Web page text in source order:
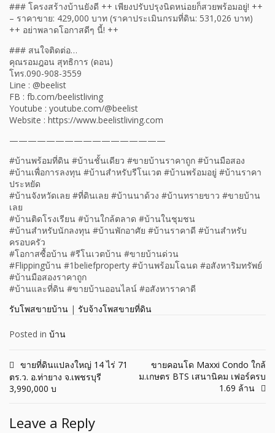
### โครงสร้างบ้านยังดี ++ เพียงปรับปรุงนิดหน่อยก็สวยพร้อมอยู่! ++
– ราคาขาย: 429,000 บาท (ราคาประเมินกรมที่ดิน: 531,026 บาท)
++ อย่าพลาดโอกาสดีๆ นี้! ++
### สนใจติดต่อ…
คุณรอมฎอน สุทธิการ (ดอน)
โทร.090-908-3559
Line : @beelist
FB : fb.com/beelistliving
Youtube : youtube.com/@beelist
Website : https://www.beelistliving.com
—————————————————
#บ้านพร้อมที่ดิน #บ้านชั้นเดียว #ขายบ้านราคาถูก #บ้านมือสอง
#บ้านเพื่อการลงทุน #บ้านสำหรับรีโนเวต #บ้านพร้อมอยู่ #บ้านราคา
ประหยัด
#บ้านจังหวัดเลย #ที่ดินเลย #บ้านนาด้วง #บ้านทรายขาว #ขายบ้าน
เลย
#บ้านติดโรงเรียน #บ้านใกล้ตลาด #บ้านในชุมชน
#บ้านสำหรับนักลงทุน #บ้านพักอาศัย #บ้านราคาดี #บ้านสำหรับ
ครอบครัว
#โอกาสซื้อบ้าน #รีโนเวตบ้าน #ขายบ้านด่วน
#Flippingบ้าน #1beliefproperty #บ้านพร้อมโฉนด #อสังหาริมทรัพย์
#บ้านมือสองราคาถูก
#บ้านและที่ดิน #ขายบ้านออนไลน์ #อสังหาราคาดี
รับโพสขายบ้าน | รับจ้างโพสขายที่ดิน
Posted in บ้าน
Post
navigation
ขายที่ดินแปลงใหญ่ 14 ไร่ 71
ตร.ว. อ.ท่ายาง จ.เพชรบุรี
3,990,000 บ
ขายคอนโด Maxxi Condo ใกล้
ม.เกษตร BTS เสนานิคม เฟอร์ครบ
1.69 ล้าน
Leave a Reply